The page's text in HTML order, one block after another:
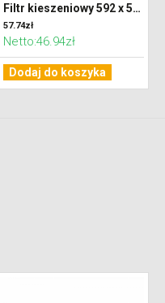
Filtr kieszeniowy 592 x 592 x 300 klasa M5 (ePM10)
57.74zł
Netto:46.94zł
Dodaj do koszyka